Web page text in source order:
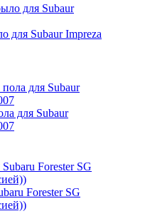
для Subaur Impreza
для Subaur
Forester SG